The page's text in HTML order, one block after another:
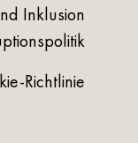
Inklusion
Richtlinie